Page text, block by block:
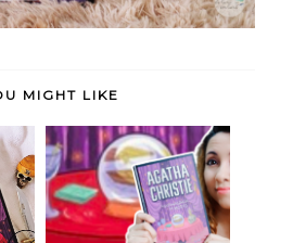
MIGHT LIKE
A Extravagância do
Morto - Agatha C...